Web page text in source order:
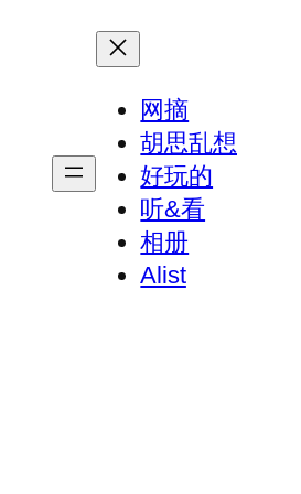
网摘
胡思乱想
好玩的
听&看
相册
Alist